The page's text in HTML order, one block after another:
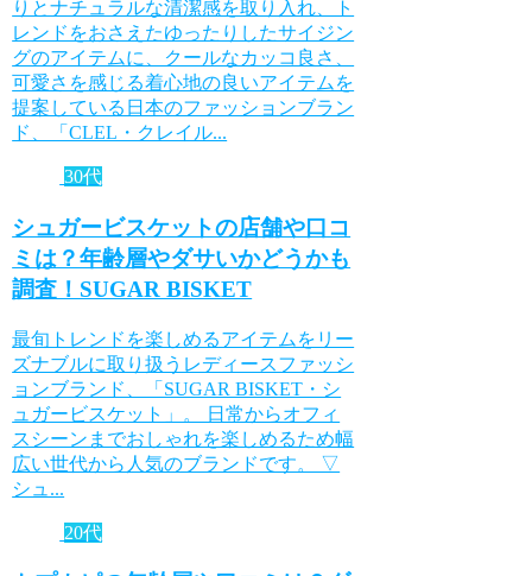
りとナチュラルな清潔感を取り入れ、ト
レンドをおさえたゆったりしたサイジン
グのアイテムに、クールなカッコ良さ、
可愛さを感じる着心地の良いアイテムを
提案している日本のファッションブラン
ド、「CLEL・クレイル...
30代
シュガービスケットの店舗や口コ
ミは？年齢層やダサいかどうかも
調査！SUGAR BISKET
最旬トレンドを楽しめるアイテムをリー
ズナブルに取り扱うレディースファッシ
ョンブランド、「SUGAR BISKET・シ
ュガービスケット」。 日常からオフィ
スシーンまでおしゃれを楽しめるため幅
広い世代から人気のブランドです。 ▽
シュ...
20代